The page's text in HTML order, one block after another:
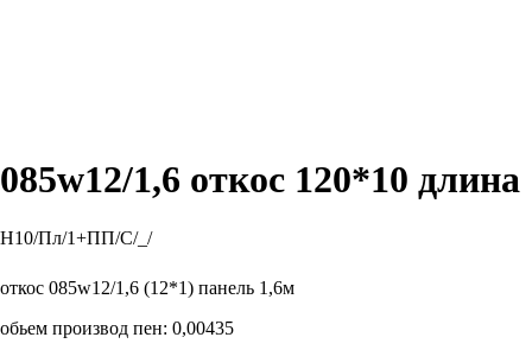
085w12/1,6 откос 120*10
H10/Пл/1+ПП/С/_/
откос 085w12/1,6 (12*1) панель 1,6м
обьем производ пен: 0,00435